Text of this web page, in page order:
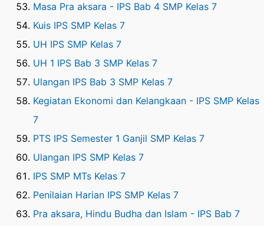
Masa Pra aksara - IPS Bab 4 SMP Kelas 7
Kuis IPS SMP Kelas 7
UH IPS SMP Kelas 7
UH 1 IPS Bab 3 SMP Kelas 7
Ulangan IPS Bab 3 SMP Kelas 7
Kegiatan Ekonomi dan Kelangkaan - IPS SMP Kelas
7
PTS IPS Semester 1 Ganjil SMP Kelas 7
Ulangan IPS SMP Kelas 7
IPS SMP MTs Kelas 7
Penilaian Harian IPS SMP Kelas 7
Pra aksara, Hindu Budha dan Islam - IPS Bab 7